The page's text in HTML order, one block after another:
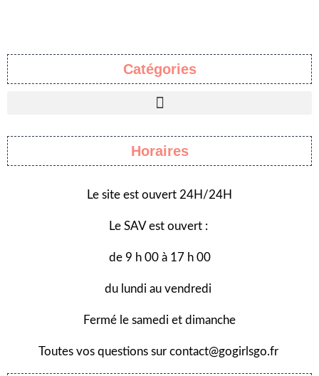
Catégories
Horaires
Le site est ouvert 24H/24H
Le SAV est ouvert :
de 9 h 00 à 17 h 00
du lundi au vendredi
Fermé le samedi et dimanche
Toutes vos questions sur contact@gogirlsgo.fr